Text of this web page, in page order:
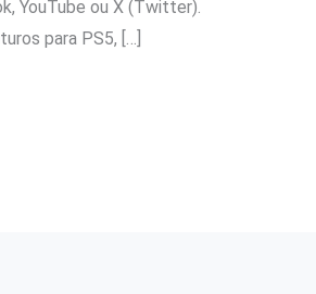
YouTube ou X (Twitter).
para PS5, […]